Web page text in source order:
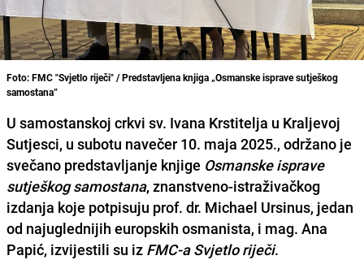
Foto: FMC "Svjetlo riječi" / Predstavljena knjiga „Osmanske isprave sutješkog
samostana”
U samostanskoj crkvi sv. Ivana Krstitelja u Kraljevoj
Sutjesci, u subotu navečer 10. maja 2025., održano je
svečano predstavljanje knjige Osmanske isprave
sutješkog samostana, znanstveno-istraživačkog
izdanja koje potpisuju prof. dr. Michael Ursinus, jedan
od najuglednijih europskih osmanista, i mag. Ana
Papić, izvijestili su iz FMC-a Svjetlo riječi.